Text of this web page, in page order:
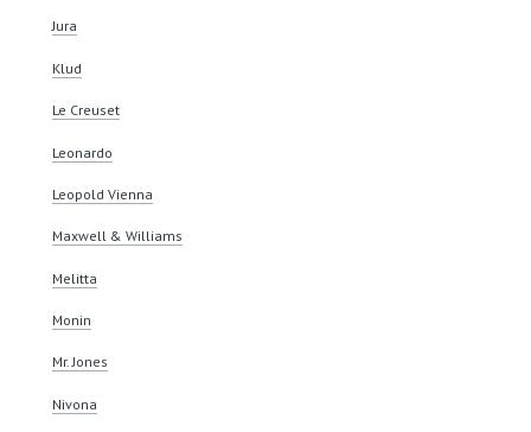
Jura
Klud
Le Creuset
Leonardo
Leopold Vienna
Maxwell & Williams
Melitta
Monin
Mr. Jones
Nivona